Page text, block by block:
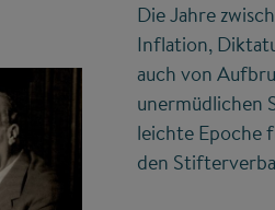
Die Jahre
Inflation,
auch von
unermüdlichen
leichte Epoche
den